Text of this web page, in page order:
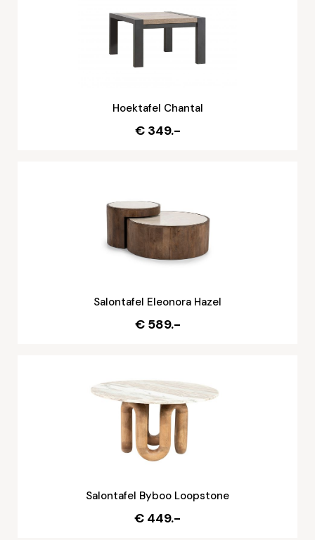
Hoektafel Chantal
€ 349.-
Salontafel Eleonora Hazel
€ 589.-
Salontafel Byboo Loopstone
€ 449.-